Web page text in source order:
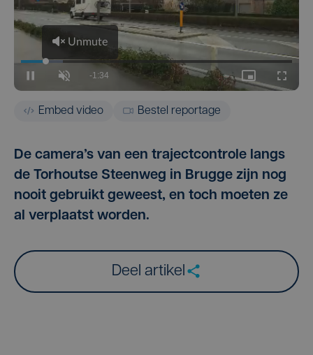
Embed video Bestel reportage
De camera’s van een trajectcontrole langs
de Torhoutse Steenweg in Brugge zijn nog
nooit gebruikt geweest, en toch moeten ze
al verplaatst worden.
Deel artikel